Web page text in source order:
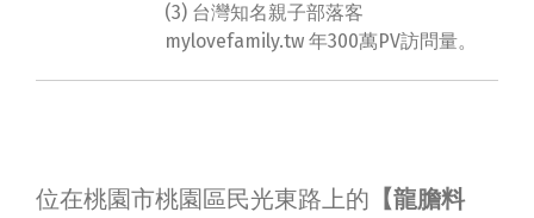
(3) 台灣知名親子部落客
mylovefamily.tw 年300萬PV訪問量。
位在桃園市桃園區民光東路上的 【龍膽料